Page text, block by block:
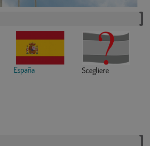
España Scegliere